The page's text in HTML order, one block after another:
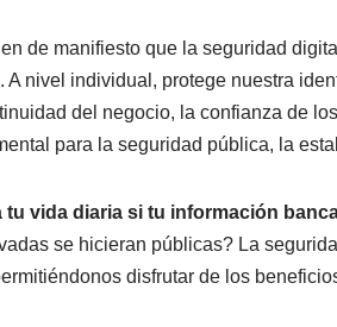
de manifiesto que la seguridad
A nivel individual, protege nuestra
del negocio, la confianza de
para la seguridad pública, la
tu vida diaria si tu información
se hicieran públicas? La
disfrutar de los